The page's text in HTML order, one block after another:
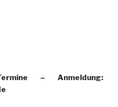
– Anmeldung: